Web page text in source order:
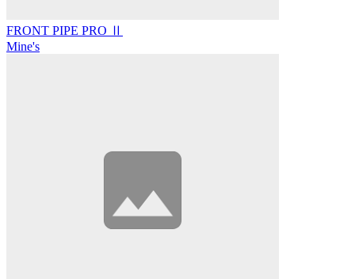
FRONT PIPE PRO Ⅱ
Mine's